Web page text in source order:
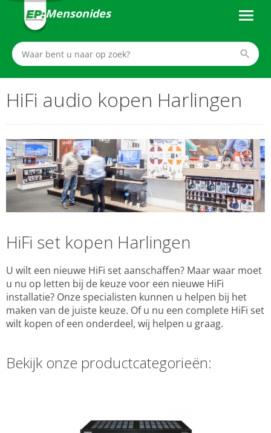
Mensonides
HiFi audio kopen Harlingen
HiFi set kopen Harlingen
U wilt een nieuwe HiFi set aanschaffen? Maar waar moet
u nu op letten bij de keuze voor een nieuwe HiFi
installatie? Onze specialisten kunnen u helpen bij het
maken van de juiste keuze. Of u nu een complete HiFi set
wilt kopen of een onderdeel, wij helpen u graag.
Bekijk onze productcategorieën: